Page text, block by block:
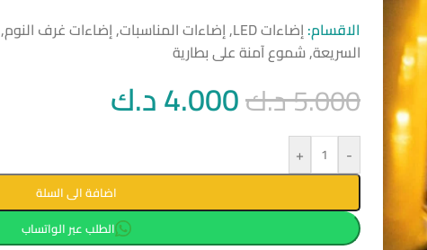
الاقسام:إضاءات LED ,إضاءات المناسبات,إضاءات غرف النوم,
السريعة,شموع آمنة على بطارية
5.000د.ك4.000د.ك
-
+
اضافة الى السلة
الطلب عبر الواتساب